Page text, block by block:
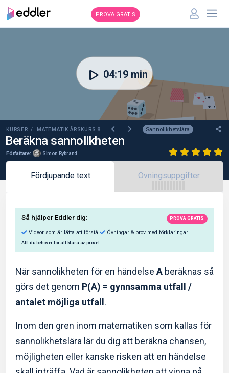
PROVA GRATIS
KURSER / MATEMATIK ÅRSKURS 8 Sannolikhetslära
Beräkna sannolikheten
Författare: Simon Rybrand
04:19 min
Fördjupande text Övningsuppgifter
Så hjälper Eddler dig:
Videor som är lätta att förstå Övningar & prov med
Allt du behöver för att klara av provet
När sannolikheten för en händelse A beräknas så
görs det genom P(A) = gynnsamma utfall /
antalet möjliga utfall .
Inom den gren inom matematiken som kallas för
sannolikhetslära lär du dig att beräkna chansen,
möjligheten eller kanske risken att en händelse